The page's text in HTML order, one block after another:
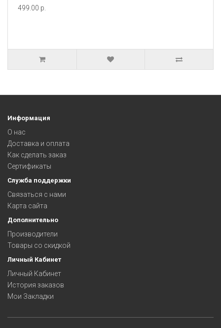
499.00 р.
Информация
О нас
Доставка и оплата
Как сделать заказ
Сертификаты
Служба поддержки
Связаться с нами
Карта сайта
Дополнительно
Производители
Товары со скидкой
Личный Кабинет
Личный Кабинет
История заказов
Мои Закладки